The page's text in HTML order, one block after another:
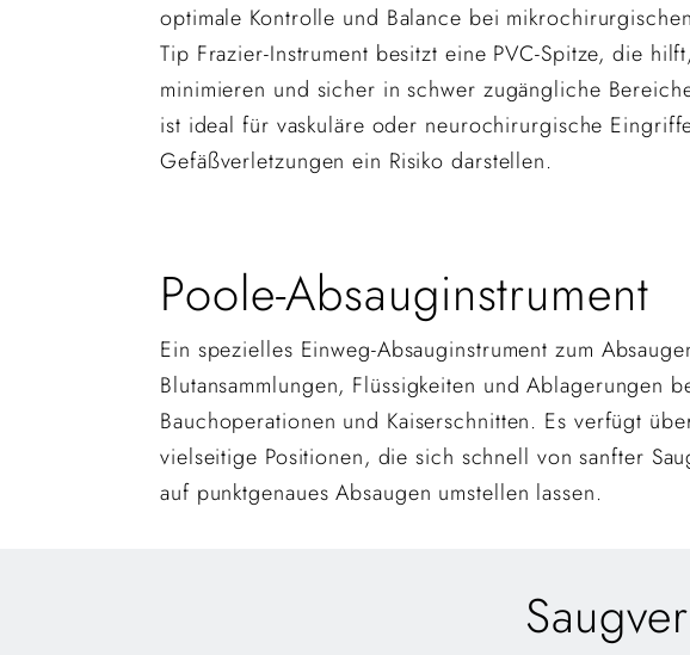
optimale Kontrolle und Balance bei
Tip Frazier-Instrument besitzt eine PVC-Spitze, die
minimieren und sicher in schwer zugängliche
ist ideal für vaskuläre oder neurochirurgische
Gefäßverletzungen ein Risiko darstellen.
Poole-Absauginstrument
Ein spezielles Einweg-Absauginstrument zum
Blutansammlungen, Flüssigkeiten und Ablagerungen
Bauchoperationen und Kaiserschnitten. Es verfügt
vielseitige Positionen, die sich schnell von sanfter
auf punktgenaues Absaugen umstellen lassen.